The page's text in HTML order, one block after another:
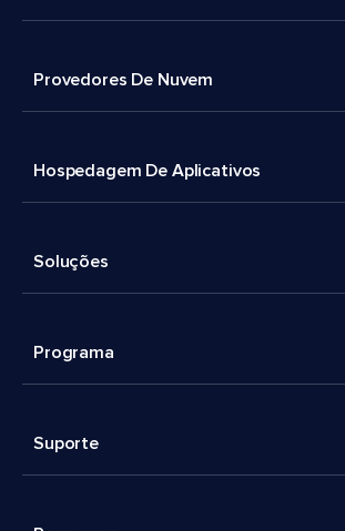
Provedores De Nuvem
Hospedagem De Aplicativos
Soluções
Programa
Suporte